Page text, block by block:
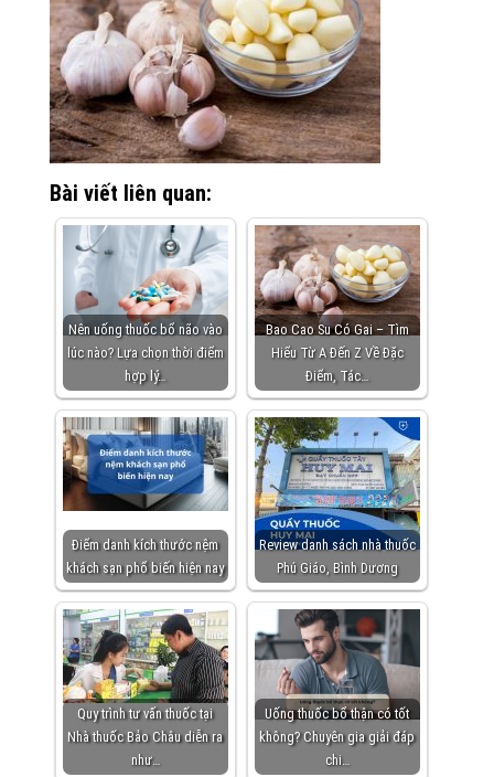
Bài viết liên quan:
Nên uống thuốc bổ não vào
lúc nào? Lựa chọn thời điểm
hợp lý…
Bao Cao Su Có Gai – Tìm
Hiểu Từ A Đến Z Về Đặc
Điểm, Tác…
Điểm danh kích thước nệm
khách sạn phổ biến hiện nay
Review danh sách nhà thuốc
Phú Giáo, Bình Dương
Quy trình tư vấn thuốc tại
Nhà thuốc Bảo Châu diễn ra
như…
Uống thuốc bổ thận có tốt
không? Chuyên gia giải đáp
chi…